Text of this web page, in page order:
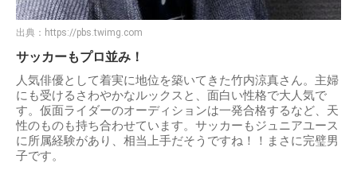
出典： https://pbs.twimg.com
サッカーもプロ並み！
人気俳優として着実に地位を築いてきた竹内涼真さん。主婦
にも受けるさわやかなルックスと、面白い性格で大人気で
す。仮面ライダーのオーディションは一発合格するなど、天
性のものも持ち合わせています。サッカーもジュニアユース
に所属経験があり、相当上手だそうですね！！まさに完璧男
子です。